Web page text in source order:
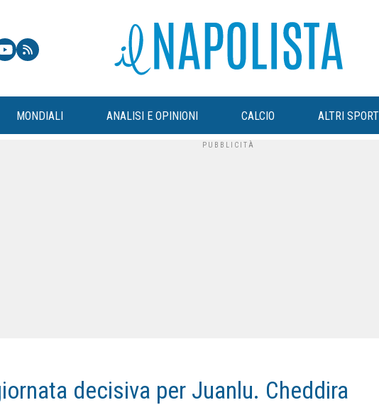
MONDIALI ANALISI E OPINIONI CALCIO ALTRI SPORT
decisiva per Juanlu. Cheddira